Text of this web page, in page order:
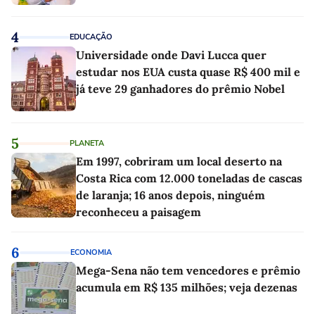
4 EDUCAÇÃO
Universidade onde Davi Lucca quer
estudar nos EUA custa quase R$ 400 mil e
já teve 29 ganhadores do prêmio Nobel
5 PLANETA
Em 1997, cobriram um local deserto na
Costa Rica com 12.000 toneladas de cascas
de laranja; 16 anos depois, ninguém
reconheceu a paisagem
6 ECONOMIA
Mega-Sena não tem vencedores e prêmio
acumula em R$ 135 milhões; veja dezenas